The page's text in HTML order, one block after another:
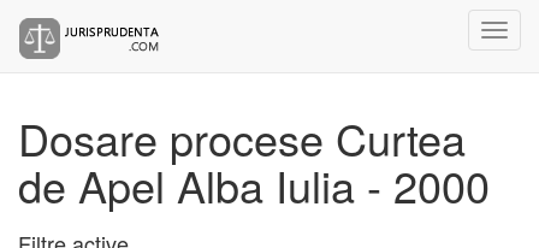
Dosare procese Curtea
de Apel Alba Iulia - 2000